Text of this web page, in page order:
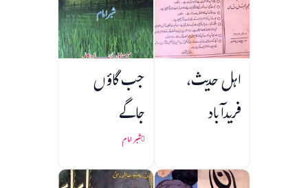
اہل حدیث،
فریدآباد
جب گاؤں
جاگے
شبر امام